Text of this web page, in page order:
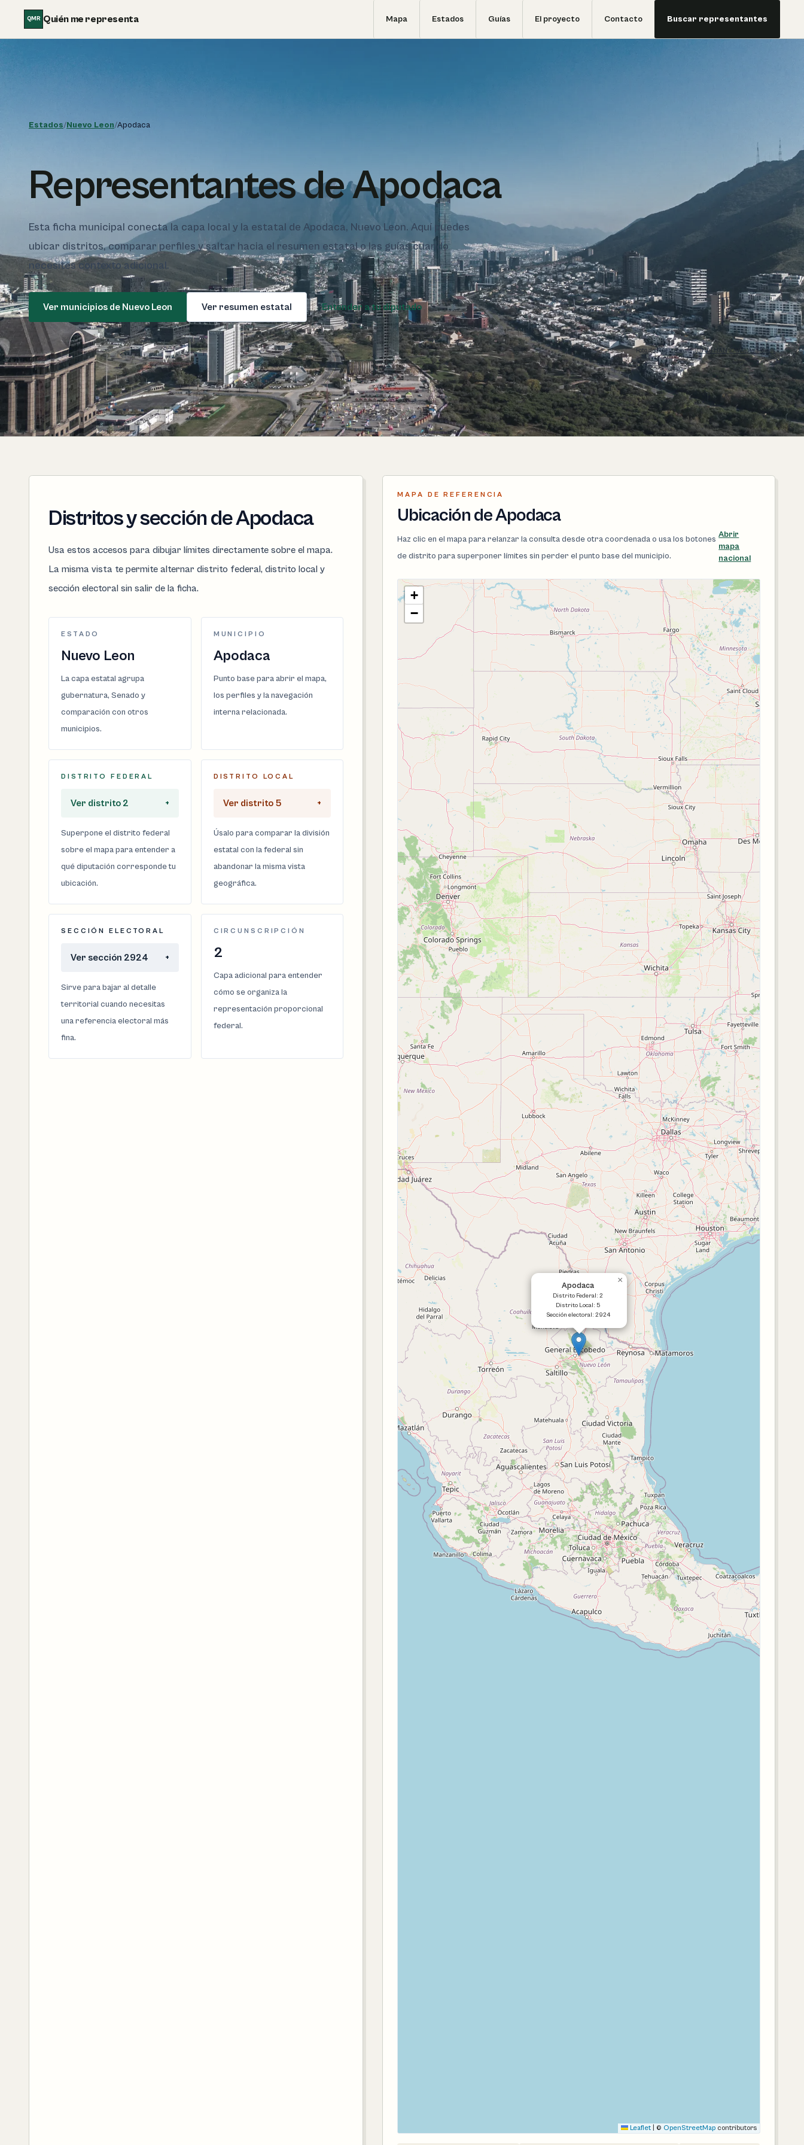
QMR Quién me representa Mapa Estados Guías El proyecto Contacto Buscar representantes
Estados/Nuevo Leon/Apodaca
Representantes de Apodaca
Esta ficha municipal conecta la capa local y la estatal de Apodaca, Nuevo Leon. Aquí puedes
ubicar distritos, comparar perfiles y saltar hacia el resumen estatal o las guías cuando
necesites contexto adicional.
Ver municipios de Nuevo Leon Ver resumen estatal Entender a tu diputado
Foto de Nuevo Leon:JONATHAN ZAVALA / Pexels
Distritos y sección de Apodaca
Usa estos accesos para dibujar límites directamente sobre el mapa.
La misma vista te permite alternar distrito federal, distrito local y
sección electoral sin salir de la ficha.
ESTADO
Nuevo Leon
La capa estatal agrupa
gubernatura, Senado y
comparación con otros
municipios.
MUNICIPIO
Apodaca
Punto base para abrir el mapa,
los perfiles y la navegación
interna relacionada.
DISTRITO FEDERAL
Ver distrito 2 +
Superpone el distrito federal
sobre el mapa para entender a
qué diputación corresponde tu
ubicación.
DISTRITO LOCAL
Ver distrito 5 +
Úsalo para comparar la división
estatal con la federal sin
abandonar la misma vista
geográfica.
SECCIÓN ELECTORAL
Ver sección 2924 +
Sirve para bajar al detalle
territorial cuando necesitas
una referencia electoral más
fina.
CIRCUNSCRIPCIÓN
2
Capa adicional para entender
cómo se organiza la
representación proporcional
federal.
MAPA DE REFERENCIA
Ubicación de Apodaca
Haz clic en el mapa para relanzar la consulta desde otra coordenada o usa los botones
de distrito para superponer límites sin perder el punto base del municipio.
Abrir
mapa
nacional
Apodaca
Distrito Federal: 2
Distrito Local: 5
Sección electoral: 2924
×
+
−
Leaflet © OpenStreetMapcontributors